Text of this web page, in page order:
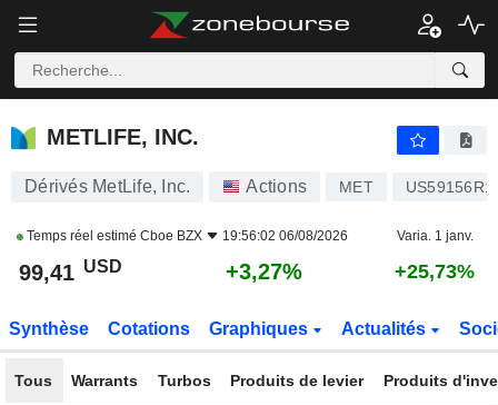
METLIFE, INC.
METLIFE, INC.
Dérivés MetLife, Inc. Actions MET
Temps réel estimé Cboe BZX 19:56:02 06/08/2026 Varia. 1 janv.
99,41 USD +3,27% +25,73%
Synthèse Cotations Graphiques Actualités
Tous Warrants Turbos Produits de levier Produits